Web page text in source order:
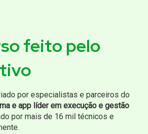
feito pelo
por especialistas e parceiros do
e app líder em execução e gestão
por mais de 16 mil técnicos e